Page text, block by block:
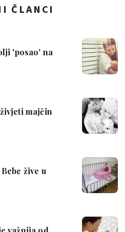
ČLANCI
'posao' na
majčin
žive u